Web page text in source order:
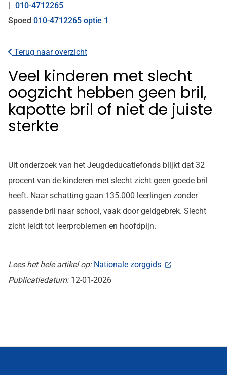
Tel:
010-4712265
Spoed 010-4712265 optie 1
Terug naar overzicht
Veel kinderen met slecht
oogzicht hebben geen bril,
kapotte bril of niet de juiste
sterkte
Uit onderzoek van het Jeugdeducatiefonds blijkt dat 32
procent van de kinderen met slecht zicht geen goede bril
heeft. Naar schatting gaan 135.000 leerlingen zonder
passende bril naar school, vaak door geldgebrek. Slecht
zicht leidt tot leerproblemen en hoofdpijn.
Lees het hele artikel op: Nationale zorggids
Publicatiedatum: 12-01-2026